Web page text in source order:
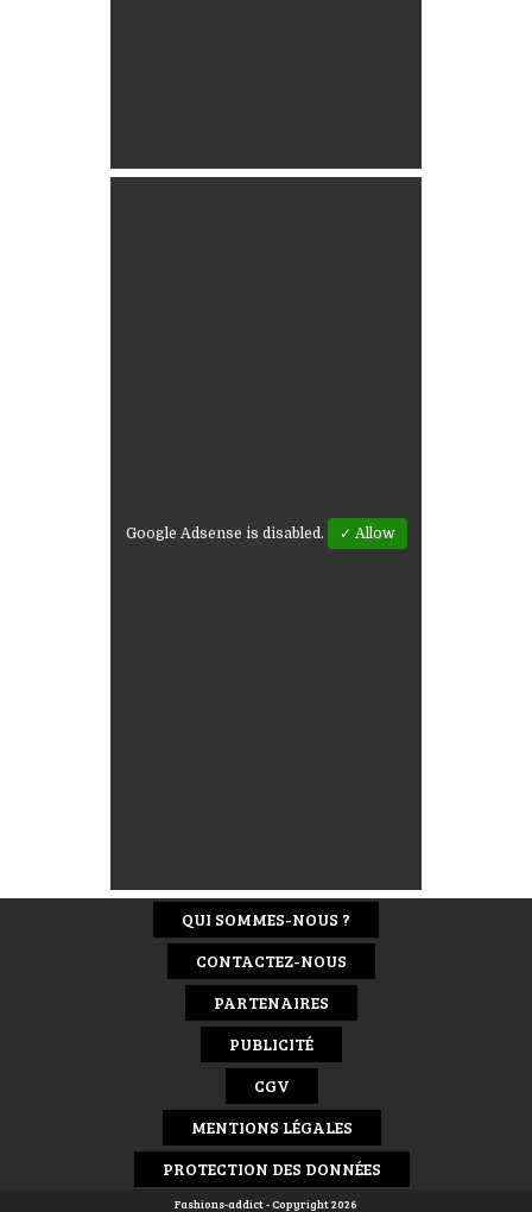
Google Adsense is disabled. ✓ Allow
QUI SOMMES-NOUS ?
CONTACTEZ-NOUS
PARTENAIRES
PUBLICITÉ
CGV
MENTIONS LÉGALES
PROTECTION DES DONNÉES
Fashions-addict - Copyright 2026